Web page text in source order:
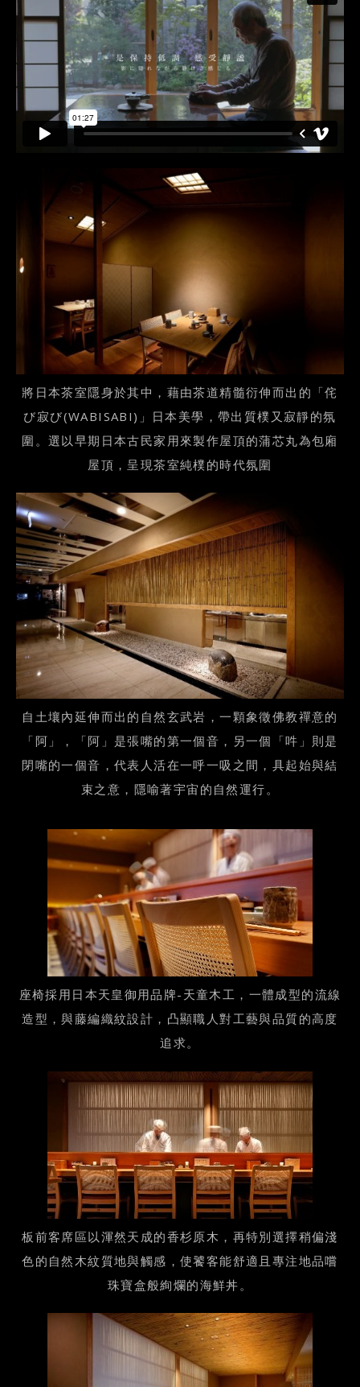
將日本茶室隱身於其中，藉由茶道精髓衍伸而出的「侘
び寂び(WABISABI)」日本美學，帶出質樸又寂靜的氛
圍。選以早期日本古民家用來製作屋頂的蒲芯丸為包廂
屋頂，呈現茶室純樸的時代氛圍
自土壤內延伸而出的自然玄武岩，一顆象徵佛教禪意的
「阿」，「阿」是張嘴的第一個音，另一個「吽」則是
閉嘴的一個音，代表人活在一呼一吸之間，具起始與結
束之意，隱喻著宇宙的自然運行。
座椅採用日本天皇御用品牌-天童木工，一體成型的流線
造型，與藤編織紋設計，凸顯職人對工藝與品質的高度
追求。
板前客席區以渾然天成的香杉原木，再特別選擇稍偏淺
色的自然木紋質地與觸感，使饕客能舒適且專注地品嚐
珠寶盒般絢爛的海鮮丼。